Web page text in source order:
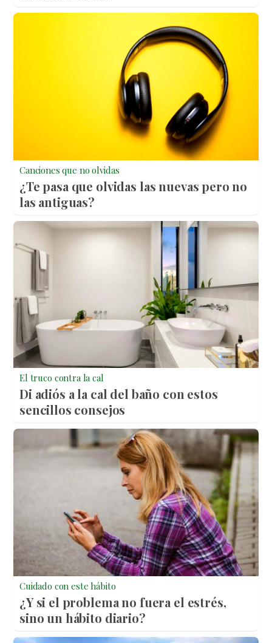
Canciones que no olvidas
¿Te pasa que olvidas las nuevas pero no
las antiguas?
El truco contra la cal
Di adiós a la cal del baño con estos
sencillos consejos
Cuidado con este hábito
¿Y si el problema no fuera el estrés,
sino un hábito diario?